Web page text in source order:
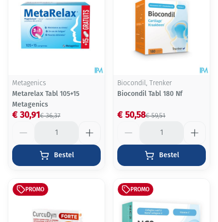
Metagenics
Metarelax Tabl 105+15
Metagenics
€ 36,37
€ 30,91
Bestel
Biocondil, Trenker
Biocondil Tabl 180 Nf
€ 59,51
€ 50,58
Bestel
PROMO PROMO